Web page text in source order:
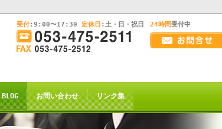
画
面
幅
て
ご
ご
する場合はコチラ
ラウザ(Trident系)でも
ざいますが
受付:9:00〜17:30 定休日 :土・日・祝日 24時間受付中
お問い合わせ リンク集